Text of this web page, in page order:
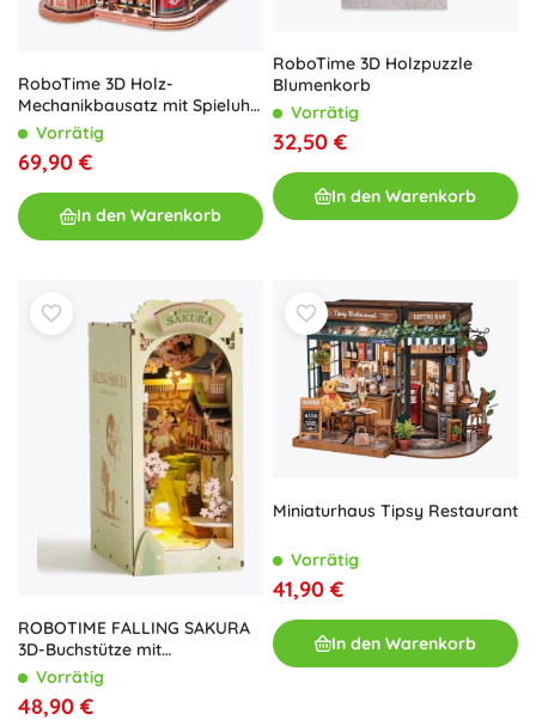
RoboTime 3D Holz-
Mechanikbausatz mit Spieluhr
– Kaffeefabrik
Vorrätig
69,90 €
In den Warenkorb
RoboTime 3D Holzpuzzle
Blumenkorb
Vorrätig
32,50 €
In den Warenkorb
ROBOTIME FALLING SAKURA
3D-Buchstütze mit
warmweißer LED-Beleuchtung
(Holz-Bausatz)
Vorrätig
48,90 €
Miniaturhaus Tipsy Restaurant
Vorrätig
41,90 €
In den Warenkorb